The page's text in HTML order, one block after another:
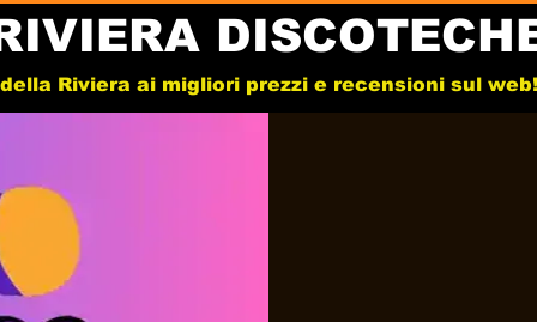
Riviera ai migliori prezzi e recensioni sul